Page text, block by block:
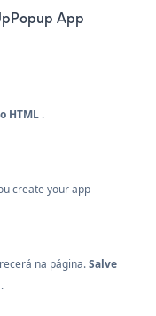
App
HTML .
create your app
na página.Salve
.